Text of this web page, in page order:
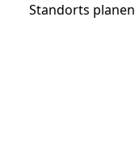
Standorts